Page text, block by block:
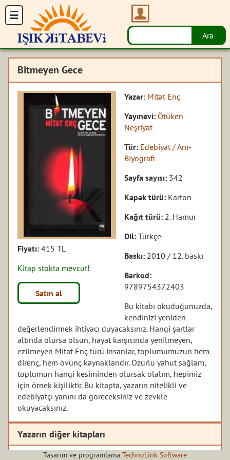
Bitmeyen Gece
Fiyatı:415 TL
Kitap stokta mevcut!
Satın al
Yazar: Mitat Enç
Yayınevi:Ötüken
Neşriyat
Tür: Edebiyat / Anı-
Biyografi
Sayfa sayısı: 342
Kapak türü: Karton
Kağıt türü: 2. Hamur
Dil:Türkçe
Baskı: 2010 / 12. baskı
Barkod:
9789754372403
Bu kitabı okuduğunuzda,
kendinizi yeniden
değerlendirmek ihtiyacı duyacaksınız. Hangi şartlar
altında olursa olsun, hayat karşısında yenilmeyen,
ezilmeyen Mitat Enç türü insanlar, toplumumuzun hem
direnç, hem övünç kaynaklarıdır. Özürlü yahut sağlam,
toplumun hangi kesiminden olursak olalım, hepimiz
için örnek kişiliktir. Bu kitapta, yazarın nitelikli ve
edebiyatçı yanını da göreceksiniz ve zevkle
okuyacaksınız.
Yazarın diğer kitapları
Tasarım ve programlama TechnoLink Software